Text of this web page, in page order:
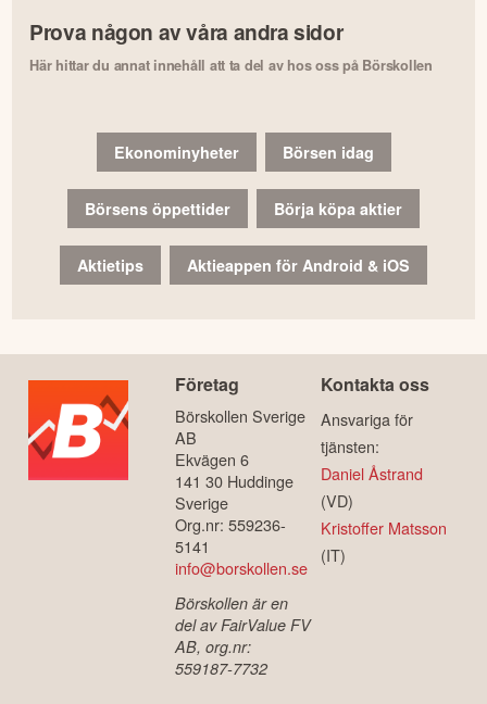
Prova någon av våra andra sidor
Här hittar du annat innehåll att ta del av hos oss på Börskollen
Ekonominyheter Börsen idag
Börsens öppettider Börja köpa aktier
Aktietips Aktieappen för Android & iOS
Företag
Börskollen Sverige
AB
Ekvägen 6
141 30 Huddinge
Sverige
Org.nr: 559236-
5141
info@borskollen.se
Börskollen är en
del av FairValue FV
AB, org.nr:
559187-7732
Kontakta oss
Ansvariga för
tjänsten:
Daniel Åstrand
(VD)
Kristoffer Matsson
(IT)